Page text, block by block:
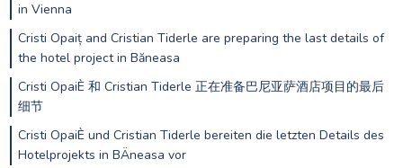
in Vienna
Cristi Opaiț and Cristian Tiderle are preparing the last details of
the hotel project in Băneasa
Cristi OpaiÈ 和 Cristian Tiderle 正在准备巴尼亚萨酒店项目的最后
细节
Cristi OpaiÈ und Cristian Tiderle bereiten die letzten Details des
Hotelprojekts in BÄneasa vor